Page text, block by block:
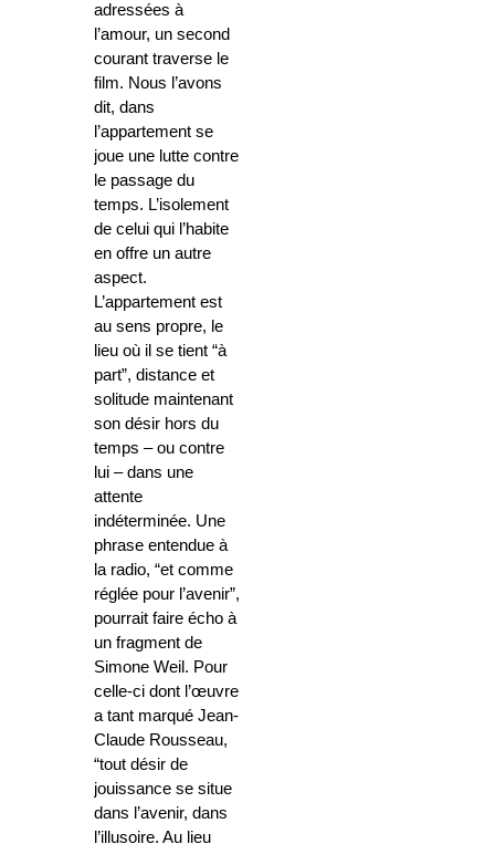
adressées à
l’amour, un second
courant traverse le
film. Nous l’avons
dit, dans
l’appartement se
joue une lutte contre
le passage du
temps. L’isolement
de celui qui l’habite
en offre un autre
aspect.
L’appartement est
au sens propre, le
lieu où il se tient “à
part”, distance et
solitude maintenant
son désir hors du
temps – ou contre
lui – dans une
attente
indéterminée. Une
phrase entendue à
la radio, “et comme
réglée pour l’avenir”,
pourrait faire écho à
un fragment de
Simone Weil. Pour
celle-ci dont l’œuvre
a tant marqué Jean-
Claude Rousseau,
“tout désir de
jouissance se situe
dans l’avenir, dans
l’illusoire. Au lieu